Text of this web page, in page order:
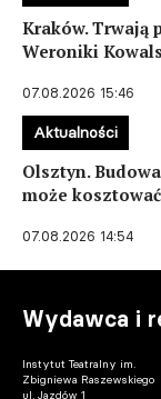
Kraków. Trwają
Weroniki
07.08.2026 15:46
Olsztyn.
może
07.08.2026 14:54
Aktualności
Wydawca i
Instytut Teatralny im.
Zbigniewa Raszewskiego
ul. Jazdów 1